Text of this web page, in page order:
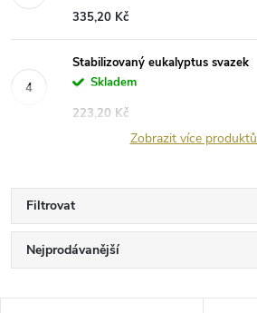
335,20 Kč
Stabilizovaný eukalyptus svazek
Skladem
223,20 Kč
Zobrazit více produktů
Filtrovat
Ř
a
Nejprodávanější